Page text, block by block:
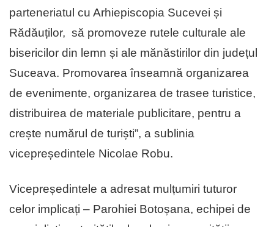
parteneriatul cu Arhiepiscopia Sucevei și
Rădăuților, să promoveze rutele culturale ale
bisericilor din lemn și ale mănăstirilor din județul
Suceava. Promovarea înseamnă organizarea
de evenimente, organizarea de trasee turistice,
distribuirea de materiale publicitare, pentru a
crește numărul de turiști”, a sublinia
vicepreședintele Nicolae Robu.
Vicepreședintele a adresat mulțumiri tuturor
celor implicați – Parohiei Botoșana, echipei de